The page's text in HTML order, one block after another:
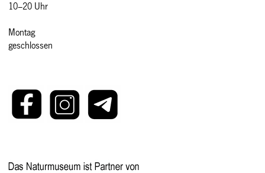
10–20 Uhr
Montag
geschlossen